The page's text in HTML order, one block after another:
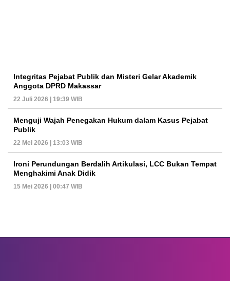
Integritas Pejabat Publik dan Misteri Gelar Akademik
Anggota DPRD Makassar
22 Juli 2026 | 19:39 WIB
Menguji Wajah Penegakan Hukum dalam Kasus Pejabat
Publik
22 Mei 2026 | 13:03 WIB
Ironi Perundungan Berdalih Artikulasi, LCC Bukan Tempat
Menghakimi Anak Didik
15 Mei 2026 | 00:47 WIB